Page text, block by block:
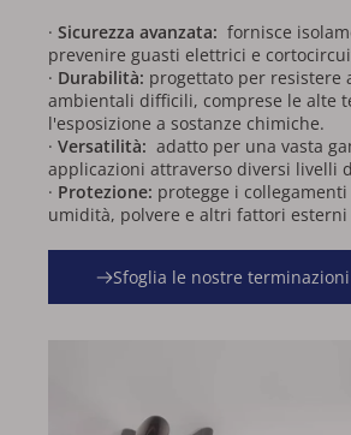
· Sicurezza avanzata: fornisce
prevenire guasti elettrici e
· Durabilità: progettato per resistere
ambientali difficili, comprese le alte
l'esposizione a sostanze chimiche.
· Versatilità: adatto per una vasta
applicazioni attraverso diversi livelli
· Protezione: protegge i
umidità, polvere e altri fattori esterni
Sfoglia le nostre